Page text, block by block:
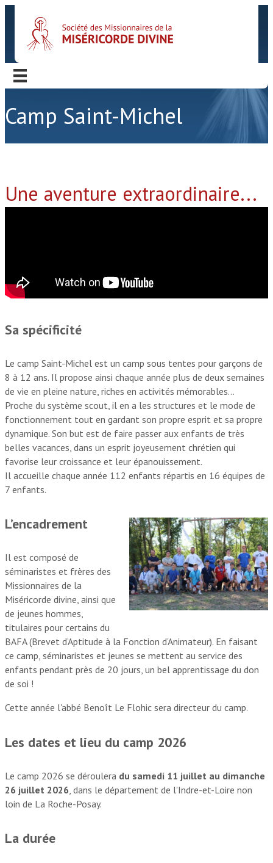
Camp Saint-Michel
Une aventure extraordinaire...
Sa spécificité
Le camp Saint-Michel est un camp sous tentes pour garçons de
8 à 12 ans. Il propose ainsi chaque année plus de deux semaines
de vie en pleine nature, riches en activités mémorables…
Proche du système scout, il en a les structures et le mode de
fonctionnement tout en gardant son propre esprit et sa propre
dynamique. Son but est de faire passer aux enfants de très
belles vacances, dans un esprit joyeusement chrétien qui
favorise leur croissance et leur épanouissement.
Il accueille chaque année 112 enfants répartis en 16 équipes de
7 enfants.
L’encadrement
Il est composé de
séminaristes et frères des
Missionnaires de la
Miséricorde divine, ainsi que
de jeunes hommes,
titulaires pour certains du
BAFA (Brevet d’Aptitude à la Fonction d’Animateur). En faisant
ce camp, séminaristes et jeunes se mettent au service des
enfants pendant près de 20 jours, un bel apprentissage du don
de soi !
Cette année l'abbé Benoît Le Flohic sera directeur du camp.
Les dates et lieu du camp 2026
Le camp 2026 se déroulera du samedi 11 juillet au dimanche
26 juillet 2026 , dans le département de l'Indre-et-Loire non
loin de La Roche-Posay.
La durée